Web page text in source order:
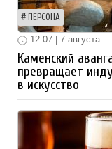
ПЕРСОНА
12:07 | 7 августа
Каменский
превращает
в искусство